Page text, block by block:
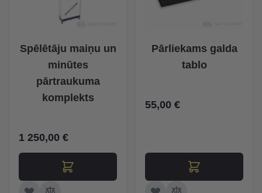
Spēlētāju maiņu un
minūtes
pārtraukuma
komplekts
1 250,00 €
Pārliekams galda
tablo
55,00 €